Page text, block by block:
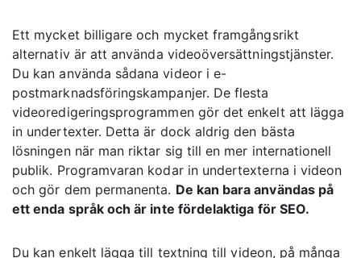
Ett mycket billigare och mycket framgångsrikt
alternativ är att använda videoöversättningstjänster.
Du kan använda sådana videor i e-
postmarknadsföringskampanjer. De flesta
videoredigeringsprogrammen gör det enkelt att lägga
in undertexter. Detta är dock aldrig den bästa
lösningen när man riktar sig till en mer internationell
publik. Programvaran kodar in undertexterna i videon
och gör dem permanenta. De kan bara användas på
ett enda språk och är inte fördelaktiga för SEO.
Du kan enkelt lägga till textning till videon, på många